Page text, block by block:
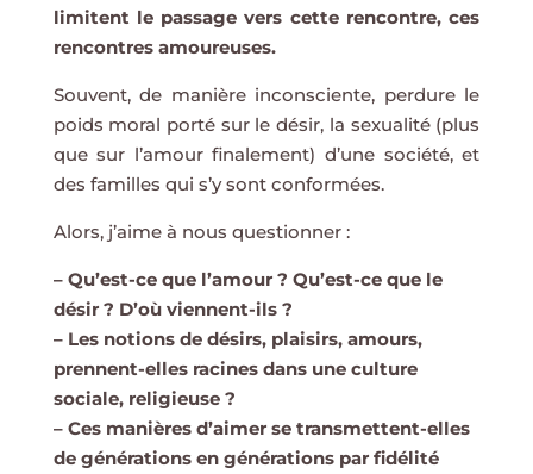
limitent le passage vers cette rencontre, ces
rencontres amoureuses.
Souvent, de manière inconsciente, perdure le
poids moral porté sur le désir, la sexualité (plus
que sur l’amour finalement) d’une société, et
des familles qui s’y sont conformées.
Alors, j’aime à nous questionner :
– Qu’est-ce que l’amour ? Qu’est-ce que le
désir ? D’où viennent-ils ?
– Les notions de désirs, plaisirs, amours,
prennent-elles racines dans une culture
sociale, religieuse ?
– Ces manières d’aimer se transmettent-elles
de générations en générations par fidélité